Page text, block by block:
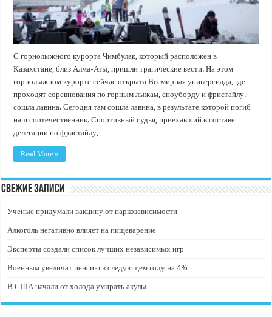
С горнолыжного курорта Чимбулак, который расположен в
Казахстане, близ Алма-Аты, пришли трагические вести. На этом
горнолыжном курорте сейчас открыта Всемирная универсиада, где
проходят соревнования по горным лыжам, сноуборду и фристайлу.
сошла лавина. Сегодня там сошла лавина, в результате которой погиб
наш соотечественник. Спортивный судья, приехавший в составе
делегации по фристайлу, …
Read More »
Свежие записи
Ученые придумали вакцину от наркозависимости
Алкоголь негативно влияет на пищеварение
Эксперты создали список лучших независимых игр
Военным увеличат пенсию в следующем году на 4%
В США начали от холода умирать акулы